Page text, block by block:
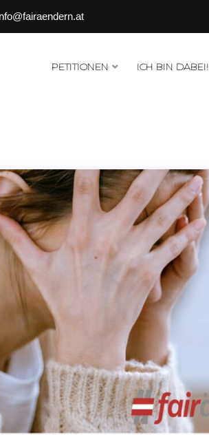
PETITIONEN ICH BIN DABEI!